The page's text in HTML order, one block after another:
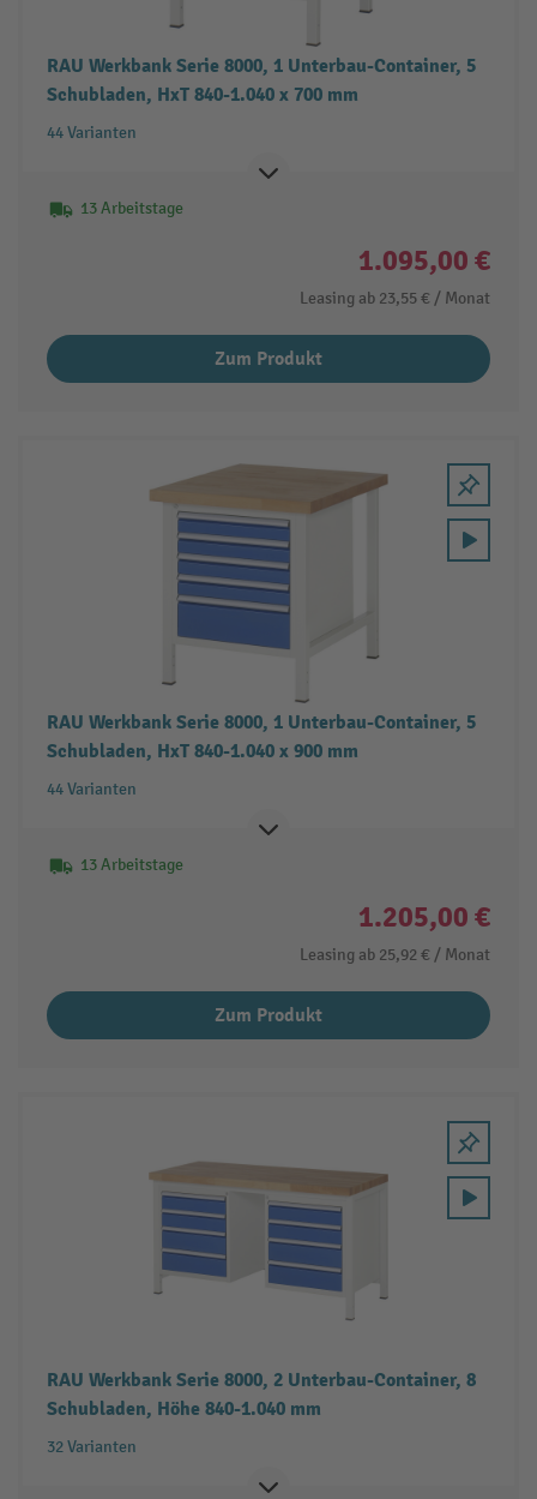
RAU Werkbank Serie 8000, 1 Unterbau-Container, 5
Schubladen, HxT 840-1.040 x 700 mm
44 Varianten
13 Arbeitstage
1.095,00 €
Leasing ab 23,55 € / Monat
Zum Produkt
RAU Werkbank Serie 8000, 1 Unterbau-Container, 5
Schubladen, HxT 840-1.040 x 900 mm
44 Varianten
13 Arbeitstage
1.205,00 €
Leasing ab 25,92 € / Monat
Zum Produkt
RAU Werkbank Serie 8000, 2 Unterbau-Container, 8
Schubladen, Höhe 840-1.040 mm
32 Varianten